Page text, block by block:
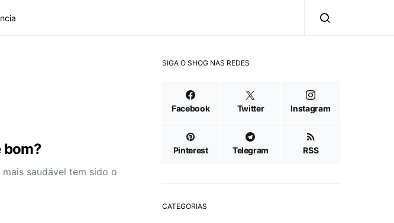
bom?
saudável tem sido o
SIGA O SHOG NAS REDES
Facebook Twitter Instagram
Pinterest Telegram RSS
CATEGORIAS